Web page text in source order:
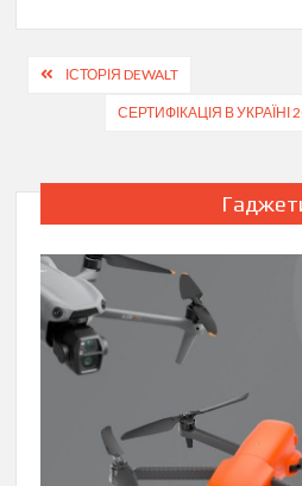
Навігація
записів
ІСТОРІЯ DEWALT
СЕРТИФІКАЦІЯ В УКРАЇНІ